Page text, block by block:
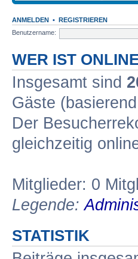
ANMELDEN • REGISTRIEREN
Benutzername:
WER IST
Insgesamt sind
Gäste
Der
gleichzeitig
Mitglieder: 0
Legende:
STATISTIK